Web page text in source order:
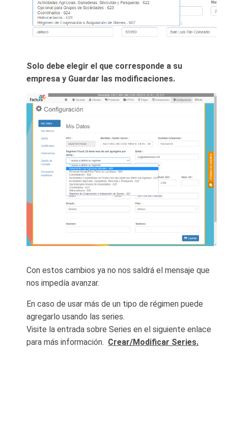
Solo debe elegir el que corresponde a su
empresa y Guardar las modificaciones.
Con estos cambios ya no nos saldrá el mensaje que
nos impedía avanzar.
En caso de usar más de un tipo de régimen puede
agregarlo usando las series.
Visite la entrada sobre Series en el siguiente enlace
para más información. Crear/Modificar Series.